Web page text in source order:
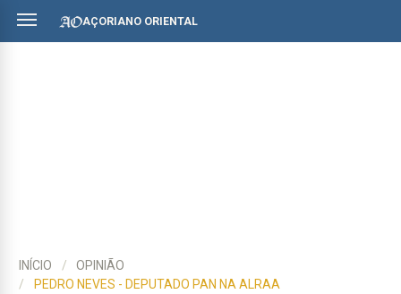
AÇORIANO ORIENTAL
INÍCIO
OPINIÃO
PEDRO NEVES - DEPUTADO PAN NA ALRAA